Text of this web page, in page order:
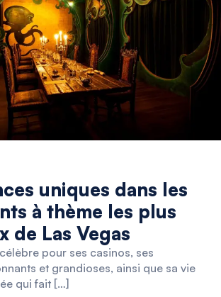
uniques dans les
à thème les plus
de Las Vegas
pour ses casinos, ses
et grandioses, ainsi que sa vie
qui fait […]